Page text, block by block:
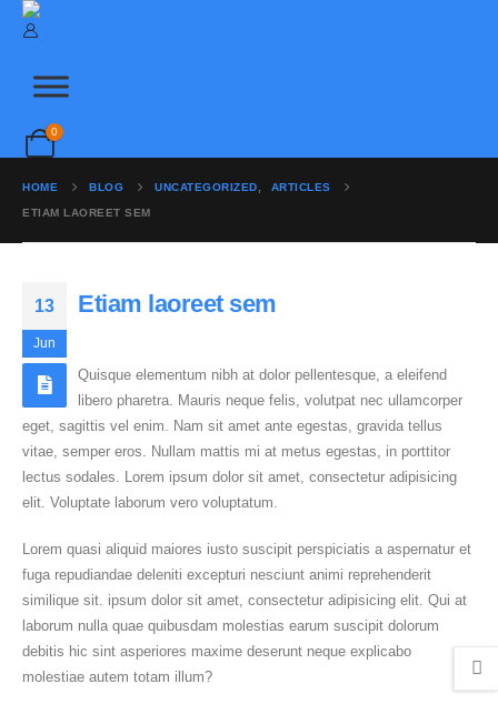
0
HOME BLOG UNCATEGORIZED ARTICLES
ETIAM LAOREET SEM
13
Jun
Etiam laoreet sem
Quisque elementum nibh at dolor pellentesque, a eleifend
libero pharetra. Mauris neque felis, volutpat nec ullamcorper
eget, sagittis vel enim. Nam sit amet ante egestas, gravida tellus
vitae, semper eros. Nullam mattis mi at metus egestas, in porttitor
lectus sodales. Lorem ipsum dolor sit amet, consectetur adipisicing
elit. Voluptate laborum vero voluptatum.
Lorem quasi aliquid maiores iusto suscipit perspiciatis a aspernatur et
fuga repudiandae deleniti excepturi nesciunt animi reprehenderit
similique sit. ipsum dolor sit amet, consectetur adipisicing elit. Qui at
laborum nulla quae quibusdam molestias earum suscipit dolorum
debitis hic sint asperiores maxime deserunt neque explicabo
molestiae autem totam illum?
SOFTENERS & DISPENSERS
info@outlets.co.uk | 01234 123 1235